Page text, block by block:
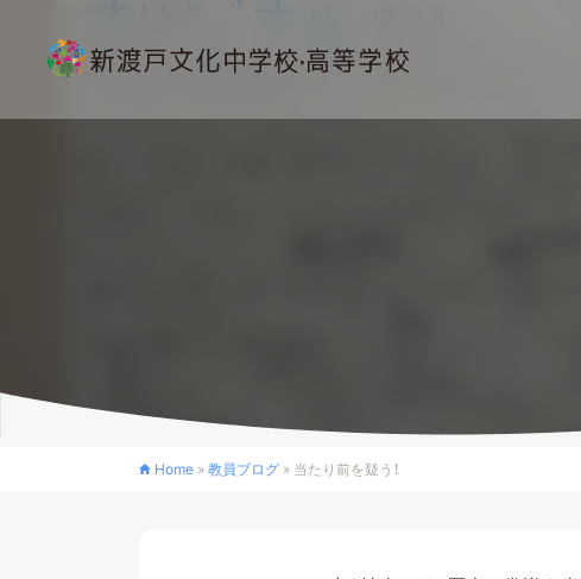
Home » 教員ブログ » 当たり前を疑う！